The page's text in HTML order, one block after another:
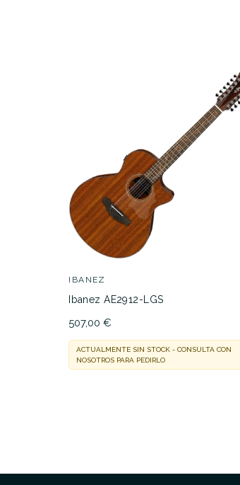
IBANEZ
Ibanez AE2912-LGS
507,00 €
ACTUALMENTE SIN STOCK - CONSULTA CON
NOSOTROS PARA PEDIRLO